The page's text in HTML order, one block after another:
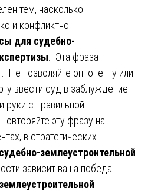
тем, насколько
и конфликтно
для судебно-
. Эта фраза —
Не позволяйте оппоненту или
ввести суд в заблуждение.
руки с правильной
эту фразу на
в стратегических
землеустроительной
зависит ваша победа.